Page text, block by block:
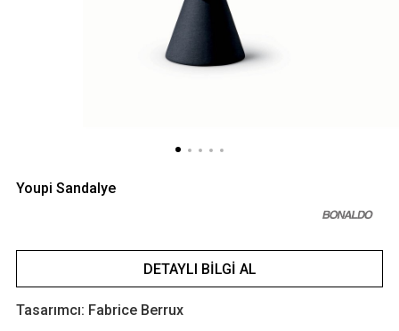
Youpi Sandalye
DETAYLI BILGI AL
Tasarımcı: Fabrice Berrux